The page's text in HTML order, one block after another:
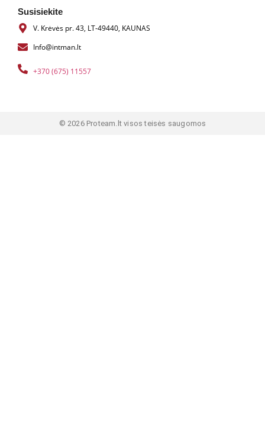
Susisiekite
V. Krėvės pr. 43, LT-49440, KAUNAS
Info@intman.lt
+370 (675) 11557
© 2026 Proteam.lt visos teisės saugomos